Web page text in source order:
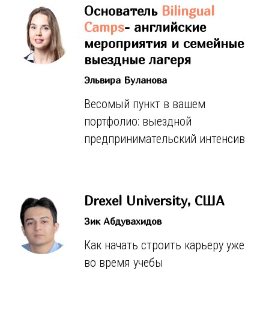
Основатель Bilingual
Camps- английские
мероприятия и семейные
выездные лагеря
Эльвира Буланова
Весомый пункт в вашем
портфолио: выездной
предпринимательский интенсив
Drexel University, США
Зик Абдувахидов
Как начать строить карьеру уже
во время учебы
Телеграм мероприятия